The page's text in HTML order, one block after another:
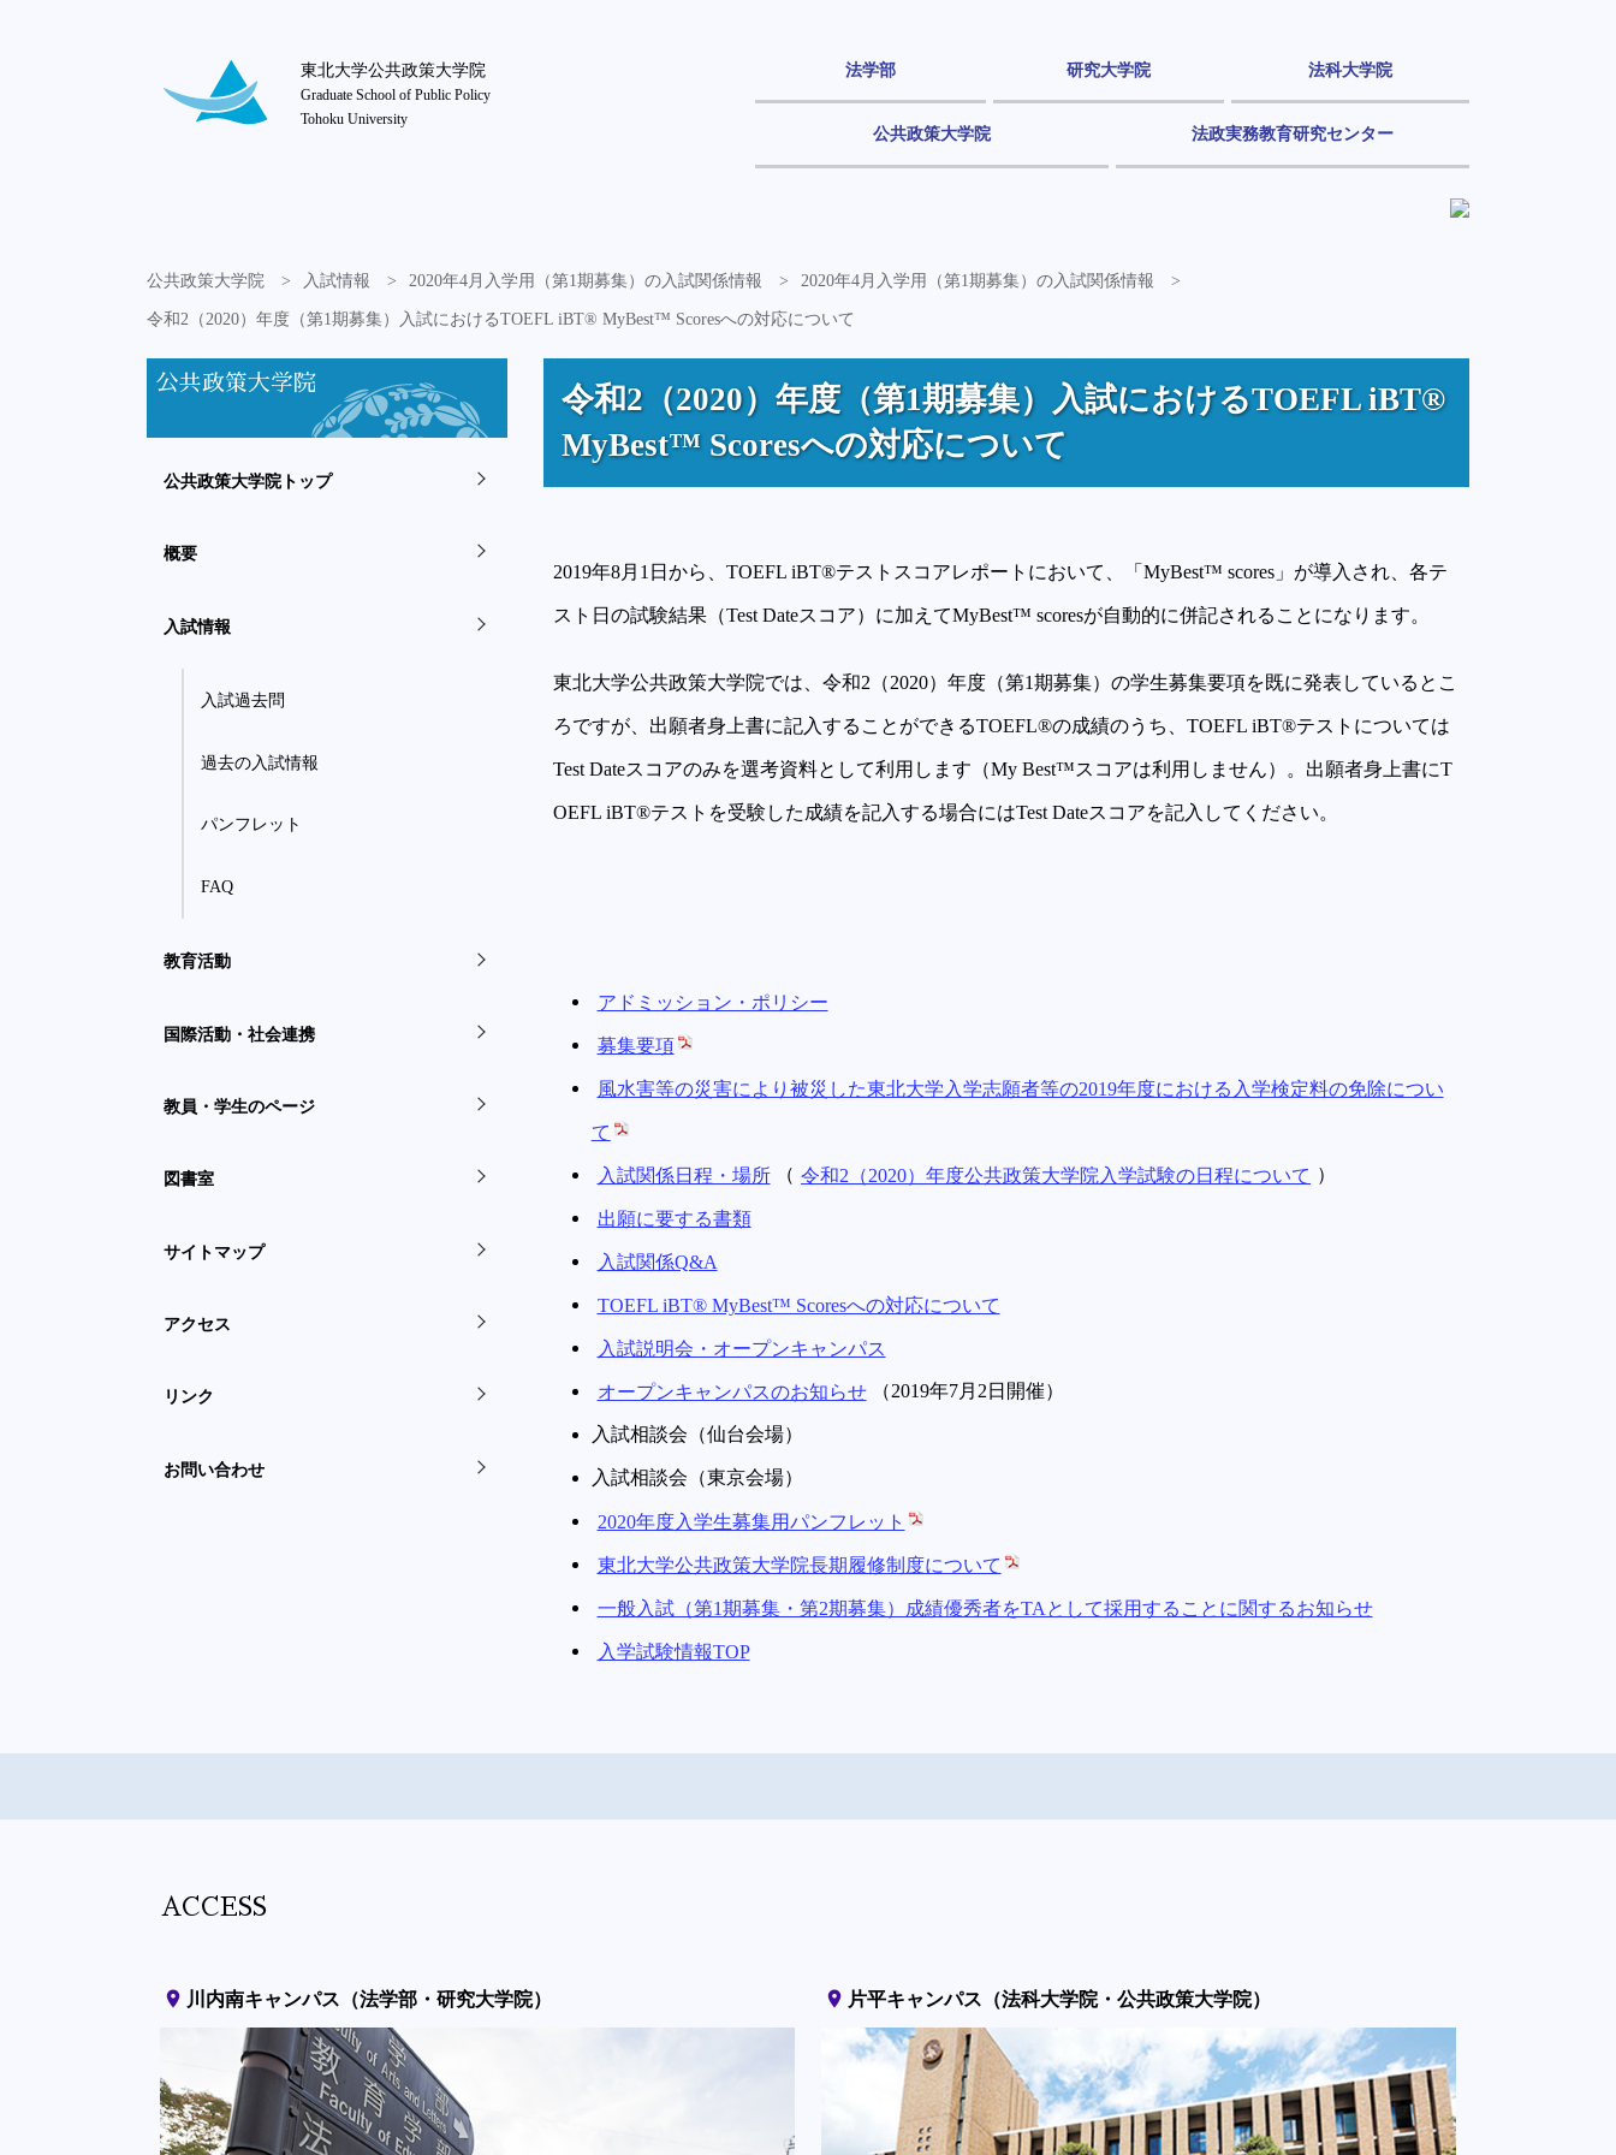
東北大学公共政策大学院
Graduate School of Public Policy
Tohoku University
法学部 研究大学院 法科大学院
公共政策大学院 法政実務教育研究センター
公共政策大学院 入試情報 2020年4月入学用（第1期募集）の入試関係情報 2020年4月入学用（第1期募集）の入試関係情報
令和2（2020）年度（第1期募集）入試におけるTOEFL iBT® MyBest™ Scoresへの対応について
令和2（2020）年度（第1期募集）入試におけるTOEFL iBT®
MyBest™ Scoresへの対応について
2019年8月1日から、TOEFL iBT®テストスコアレポートにおいて、「MyBest™ scores」が導入され、各テ
スト日の試験結果（Test Dateスコア）に加えてMyBest™ scoresが自動的に併記されることになります。
東北大学公共政策大学院では、令和2（2020）年度（第1期募集）の学生募集要項を既に発表しているとこ
ろですが、出願者身上書に記入することができるTOEFL®の成績のうち、TOEFL iBT®テストについては
Test Dateスコアのみを選考資料として利用します（My Best™スコアは利用しません）。出願者身上書にT
OEFL iBT®テストを受験した成績を記入する場合にはTest Dateスコアを記入してください。
アドミッション・ポリシー
募集要項
風水害等の災害により被災した東北大学入学志願者等の2019年度における入学検定料の免除につい
て
入試関係日程・場所 （ 令和2（2020）年度公共政策大学院入学試験の日程について ）
出願に要する書類
入試関係Q&A
TOEFL iBT® MyBest™ Scoresへの対応について
入試説明会・オープンキャンパス
オープンキャンパスのお知らせ （2019年7月2日開催）
入試相談会（仙台会場）
入試相談会（東京会場）
2020年度入学生募集用パンフレット
東北大学公共政策大学院長期履修制度について
一般入試（第1期募集・第2期募集）成績優秀者をTAとして採用することに関するお知らせ
入学試験情報TOP
公共政策大学院
公共政策大学院トップ
概要
入試情報
入試過去問
過去の入試情報
パンフレット
FAQ
教育活動
国際活動・社会連携
教員・学生のページ
図書室
サイトマップ
アクセス
リンク
お問い合わせ
ACCESS
place 川内南キャンパス（法学部・研究大学院） place 片平キャンパス（法科大学院・公共政策大学院）